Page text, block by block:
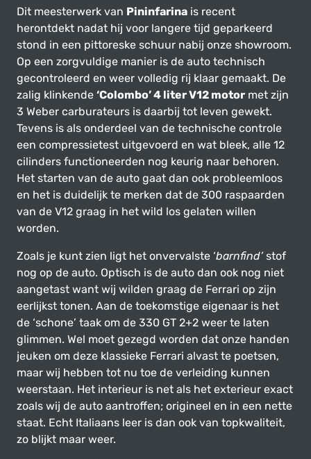
Dit meesterwerk van Pininfarina is recent
herontdekt nadat hij voor langere tijd geparkeerd
stond in een pittoreske schuur nabij onze showroom.
Op een zorgvuldige manier is de auto technisch
gecontroleerd en weer volledig rij klaar gemaakt. De
zalig klinkende ‘Colombo’ 4 liter V12 motor met zijn
3 Weber carburateurs is daarbij tot leven gewekt.
Tevens is als onderdeel van de technische controle
een compressietest uitgevoerd en wat bleek, alle 12
cilinders functioneerden nog keurig naar behoren.
Het starten van de auto gaat dan ook probleemloos
en het is duidelijk te merken dat de 300 raspaarden
van de V12 graag in het wild los gelaten willen
worden.
Zoals je kunt zien ligt het onvervalste ‘barnfind’stof
nog op de auto. Optisch is de auto dan ook nog niet
aangetast want wij wilden graag de Ferrari op zijn
eerlijkst tonen. Aan de toekomstige eigenaar is het
de ‘schone’ taak om de 330 GT 2+2 weer te laten
glimmen. Wel moet gezegd worden dat onze handen
jeuken om deze klassieke Ferrari alvast te poetsen,
maar wij hebben tot nu toe de verleiding kunnen
weerstaan. Het interieur is net als het exterieur exact
zoals wij de auto aantroffen; origineel en in een nette
staat. Echt Italiaans leer is dan ook van topkwaliteit,
zo blijkt maar weer.